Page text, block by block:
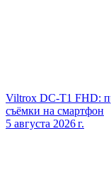
Viltrox DC‑T1 FHD:
съёмки на смартфон
5 августа 2026 г.